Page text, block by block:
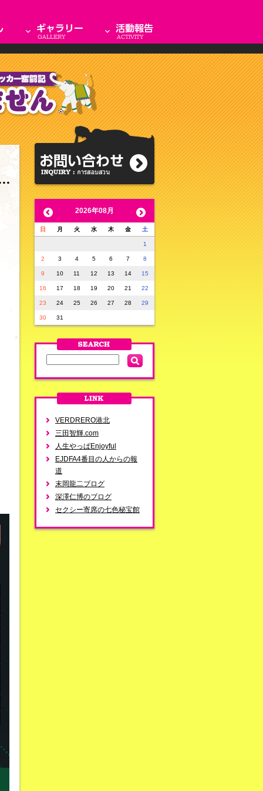
2026年08月
日 月 火 水 木 金 土
1
2 3 4 5 6 7 8
9 10 11 12 13 14 15
16 17 18 19 20 21 22
23 24 25 26 27 28 29
30 31
VERDRERO港北
三田智輝.com
人生やっぱEnjoyful
EJDFA4番目の人からの報
道
末岡龍二ブログ
深澤仁博のブログ
セクシー寄席の七色秘宝館